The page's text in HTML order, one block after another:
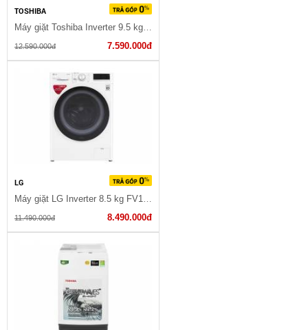
TOSHIBA
Máy giặt Toshiba Inverter 9.5 kg TW-BK105S3V (SK) 7.590.000
12.590.000đ 7.590.000đ
LG
Máy giặt LG Inverter 8.5 kg FV1408S4W
11.490.000đ 8.490.000đ